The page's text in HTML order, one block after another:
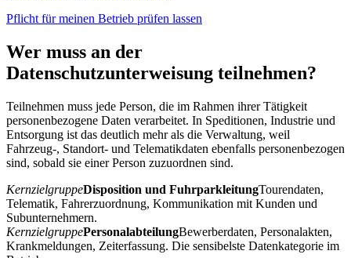
Pflicht für meinen Betrieb prüfen lassen
Wer muss an der
Datenschutzunterweisung teilnehmen?
Teilnehmen muss jede Person, die im Rahmen ihrer Tätigkeit
personenbezogene Daten verarbeitet. In Speditionen, Industrie und
Entsorgung ist das deutlich mehr als die Verwaltung, weil
Fahrzeug-, Standort- und Telematikdaten ebenfalls personenbezogen
sind, sobald sie einer Person zuzuordnen sind.
KernzielgruppeDisposition und FuhrparkleitungTourendaten,
Telematik, Fahrerzuordnung, Kommunikation mit Kunden und
Subunternehmern.
KernzielgruppePersonalabteilungBewerberdaten, Personalakten,
Krankmeldungen, Zeiterfassung. Die sensibelste Datenkategorie im